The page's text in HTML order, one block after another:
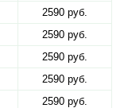
2590 руб.
2590 руб.
2590 руб.
2590 руб.
2590 руб.